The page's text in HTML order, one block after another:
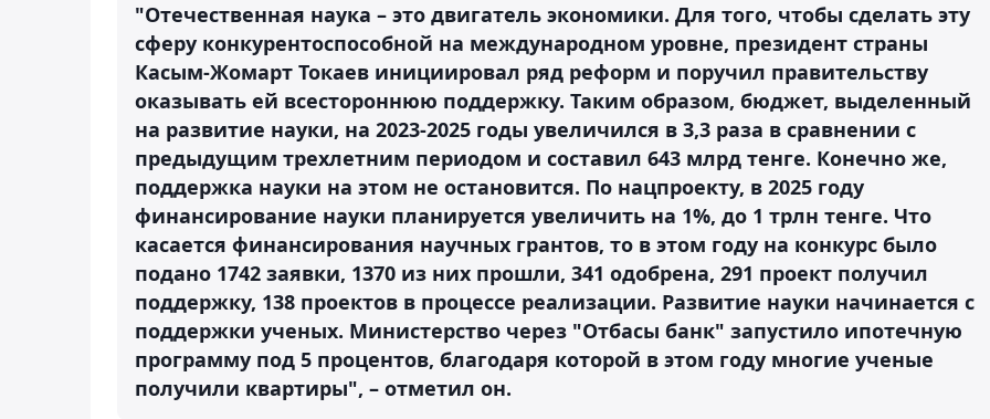
"Отечественная наука – это двигатель экономики. Для того, чтобы сделать эту
сферу конкурентоспособной на международном уровне, президент страны
Касым-Жомарт Токаев инициировал ряд реформ и поручил правительству
оказывать ей всестороннюю поддержку. Таким образом, бюджет, выделенный
на развитие науки, на 2023-2025 годы увеличился в 3,3 раза в сравнении с
предыдущим трехлетним периодом и составил 643 млрд тенге. Конечно же,
поддержка науки на этом не остановится. По нацпроекту, в 2025 году
финансирование науки планируется увеличить на 1%, до 1 трлн тенге. Что
касается финансирования научных грантов, то в этом году на конкурс было
подано 1742 заявки, 1370 из них прошли, 341 одобрена, 291 проект получил
поддержку, 138 проектов в процессе реализации. Развитие науки начинается с
поддержки ученых. Министерство через "Отбасы банк" запустило ипотечную
программу под 5 процентов, благодаря которой в этом году многие ученые
получили квартиры", – отметил он.